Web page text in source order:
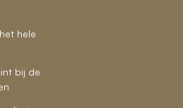
hele
bij de